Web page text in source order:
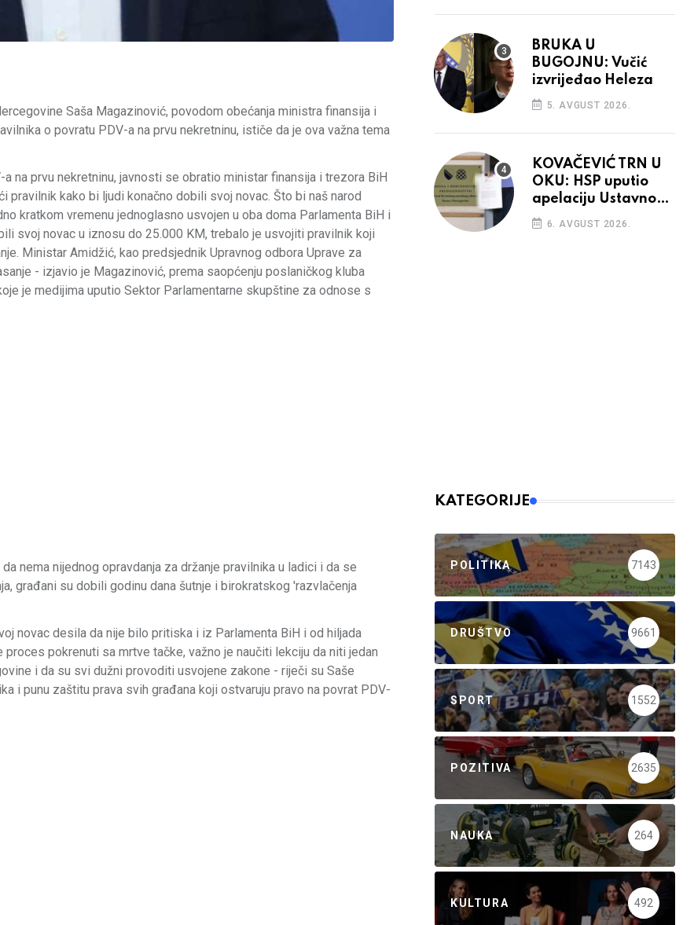
Saša Magazinović, povodom obećanja ministra finansija i
o povratu PDV-a na prvu nekretninu, ističe da je ova važna tema
na prvu nekretninu, javnosti se obratio ministar finansija i trezora BiH
kako bi ljudi konačno dobili svoj novac. Što bi naš narod
kratkom vremenu jednoglasno usvojen u oba doma Parlamenta BiH i
svoj novac u iznosu do 25.000 KM, trebalo je usvojiti pravilnik koji
Ministar Amidžić, kao predsjednik Upravnog odbora Uprave za
- izjavio je Magazinović, prema saopćenju poslaničkog kluba
je medijima uputio Sektor Parlamentarne skupštine za odnose s
nema nijednog opravdanja za držanje pravilnika u ladici i da se
građani su dobili godinu dana šutnje i birokratskog 'razvlačenja
novac desila da nije bilo pritiska i iz Parlamenta BiH i od hiljada
pokrenuti sa mrtve tačke, važno je naučiti lekciju da niti jedan
i da su svi dužni provoditi usvojene zakone - riječi su Saše
i punu zaštitu prava svih građana koji ostvaruju pravo na povrat PDV-
BRUKA U
BUGOJNU: Vučić
izvrijeđao Heleza
5. AVGUST 2026.
KOVAČEVIĆ TRN U
OKU: HSP uputio
apelaciju Ustavnom
sudu BiH
6. AVGUST 2026.
KATEGORIJE
POLITIKA 7143
DRUŠTVO 9661
SPORT 1552
POZITIVA 2635
NAUKA 264
KULTURA 492